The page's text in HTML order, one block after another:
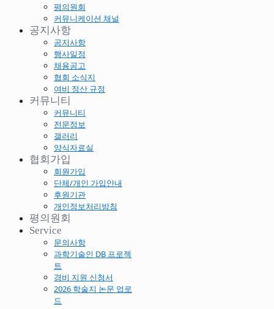
평의원회
커뮤니케이션 채널
공지사항
공지사항
행사일정
채용공고
협회 소식지
여비 정산 규정
커뮤니티
커뮤니티
전문정보
갤러리
양식자료실
협회가입
회원가입
단체/개인 가입안내
후원기관
개인정보처리방침
평의원회
Service
문의사항
과학기술인 DB 프로젝
트
경비 지원 신청서
2026 학술지 논문 업로
드